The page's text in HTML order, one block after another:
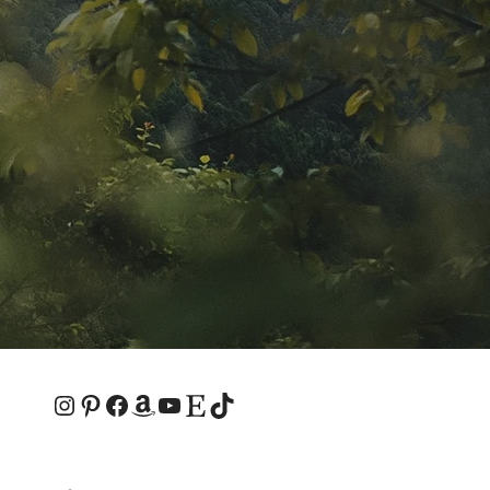
Instagram
Pinterest
Facebook
Amazon
YouTube
Etsy-ShopTikTok